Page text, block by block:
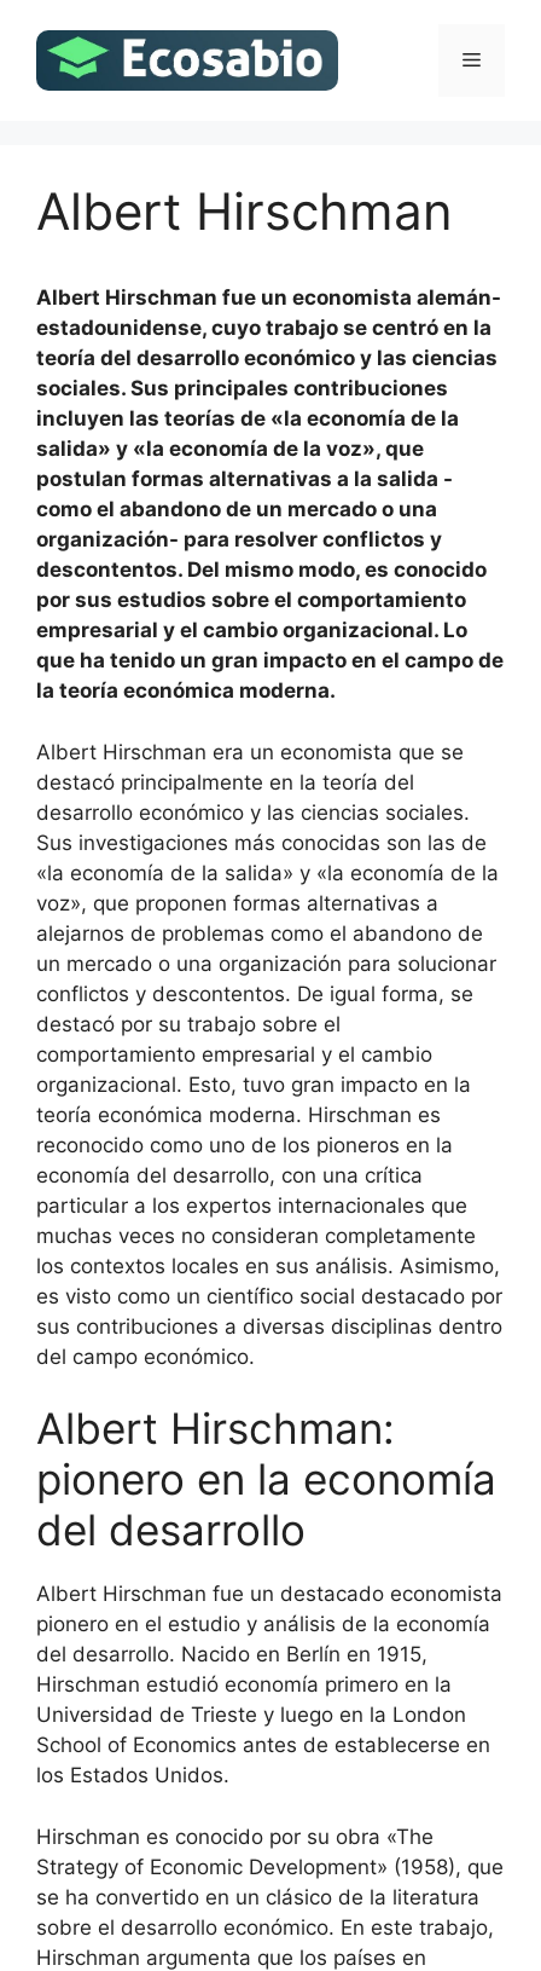
contenido
Menú
Albert Hirschman
Albert Hirschman fue un economista alemán-
estadounidense, cuyo trabajo se centró en la
teoría del desarrollo económico y las ciencias
sociales. Sus principales contribuciones
incluyen las teorías de «la economía de la
salida» y «la economía de la voz», que
postulan formas alternativas a la salida -
como el abandono de un mercado o una
organización- para resolver conflictos y
descontentos. Del mismo modo, es conocido
por sus estudios sobre el comportamiento
empresarial y el cambio organizacional. Lo
que ha tenido un gran impacto en el campo de
la teoría económica moderna.
Albert Hirschman era un economista que se
destacó principalmente en la teoría del
desarrollo económico y las ciencias sociales.
Sus investigaciones más conocidas son las de
«la economía de la salida» y «la economía de la
voz», que proponen formas alternativas a
alejarnos de problemas como el abandono de
un mercado o una organización para solucionar
conflictos y descontentos. De igual forma, se
destacó por su trabajo sobre el
comportamiento empresarial y el cambio
organizacional. Esto, tuvo gran impacto en la
teoría económica moderna. Hirschman es
reconocido como uno de los pioneros en la
economía del desarrollo, con una crítica
particular a los expertos internacionales que
muchas veces no consideran completamente
los contextos locales en sus análisis. Asimismo,
es visto como un científico social destacado por
sus contribuciones a diversas disciplinas dentro
del campo económico.
Albert Hirschman:
pionero en la economía
del desarrollo
Albert Hirschman fue un destacado economista
pionero en el estudio y análisis de la economía
del desarrollo. Nacido en Berlín en 1915,
Hirschman estudió economía primero en la
Universidad de Trieste y luego en la London
School of Economics antes de establecerse en
los Estados Unidos.
Hirschman es conocido por su obra «The
Strategy of Economic Development» (1958), que
se ha convertido en un clásico de la literatura
sobre el desarrollo económico. En este trabajo,
Hirschman argumenta que los países en